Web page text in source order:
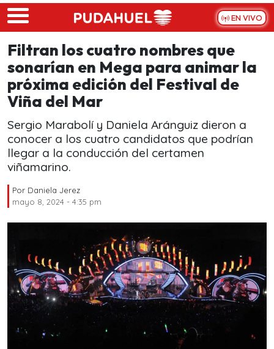
Skip to main content
EN VIVO
Filtran los cuatro nombres que
sonarían en Mega para animar la
próxima edición del Festival de
Viña del Mar
Sergio Marabolí y Daniela Aránguiz dieron a
conocer a los cuatro candidatos que podrían
llegar a la conducción del certamen
viñamarino.
Por Daniela Jerez
mayo 8, 2024 - 4:35 pm